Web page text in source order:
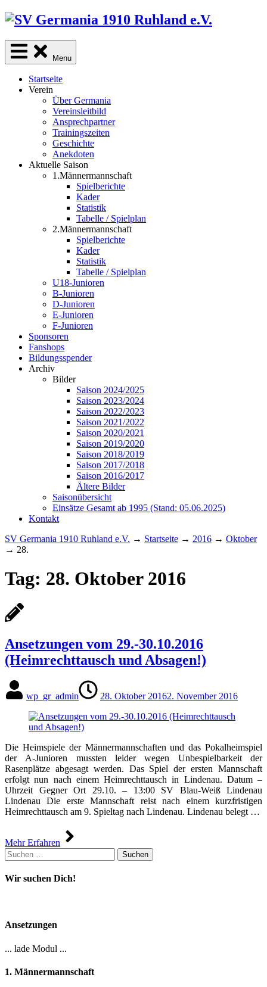
Skip
content
Menu
Startseite
Verein
Über Germania
Vereinsleitbild
Ansprechpartner
Trainingszeiten
Geschichte
Anekdoten
Aktuelle Saison
1.Männermannschaft
Spielberichte
Kader
Statistik
Tabelle / Spielplan
2.Männermannschaft
Spielberichte
Kader
Statistik
Tabelle / Spielplan
U18-Junioren
B-Junioren
D-Junioren
E-Junioren
F-Junioren
Sponsoren
Fanshops
Bildungsspender
Archiv
Bilder
Saison 2024/2025
Saison 2023/2024
Saison 2022/2023
Saison 2021/2022
Saison 2020/2021
Saison 2019/2020
Saison 2018/2019
Saison 2017/2018
Saison 2016/2017
Ältere Bilder
Saisonübersicht
Einsätze Gesamt ab 1995 (Stand: 05.06.2025)
Kontakt
SV Germania 1910 Ruhland e.V. → Startseite → 2016 → Oktober
→ 28.
Tag: 28. Oktober 2016
Ansetzungen vom 29.-30.10.2016
(Heimrechttausch und Absagen!)
wp_gr_admin 28. Oktober 20162. November 2016
Die Heimspiele der Männermannschaften und das Pokalheimspiel
der A-Junioren mussten leider wegen Unbespielbarkeit der
Rasenplätze abgesagt werden. Das Spiel der ersten Mannschaft
erfolgt nun nach einem Heimrechttausch in Lindenau. Datum –
Uhrzeit Gegner Ort 29.10. – 13:00 SV Blau-Weiß Lindenau
Lindenau Die erste Mannschaft reist nach einem kurzfristigen
Heimrechttausch am 9. Spieltag nach Lindenau. Lindenau belegt …
Mehr Erfahren
Suchen
nach:
Wir suchen Dich!
Ansetzungen
... lade Modul ...
1. Männermannschaft